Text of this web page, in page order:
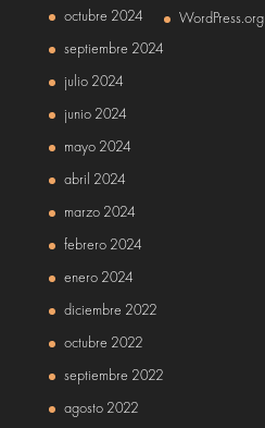
octubre 2024
septiembre 2024
julio 2024
junio 2024
mayo 2024
abril 2024
marzo 2024
febrero 2024
enero 2024
diciembre 2022
octubre 2022
septiembre 2022
agosto 2022
WordPress.org